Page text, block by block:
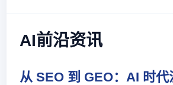
AI前沿资讯
从 SEO 到 GEO：AI 时代